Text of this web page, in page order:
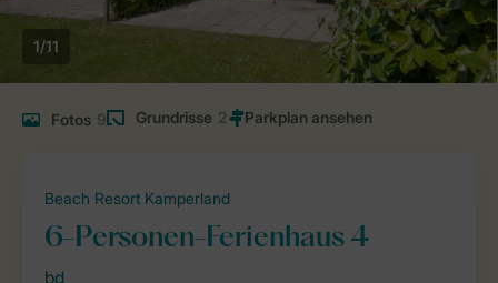
1/11
Fotos 9 Grundrisse 2
Beach Resort Kamperland
6-Personen-Ferienhaus 4
bd